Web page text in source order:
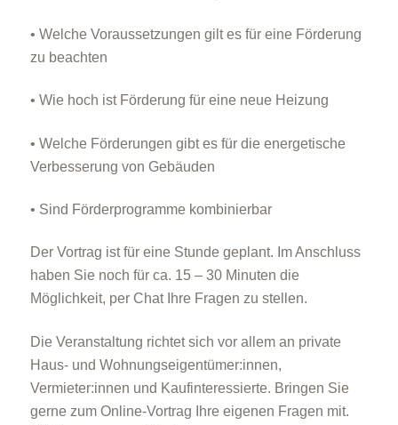
• Welche Voraussetzungen gilt es für eine Förderung
zu beachten
• Wie hoch ist Förderung für eine neue Heizung
• Welche Förderungen gibt es für die energetische
Verbesserung von Gebäuden
• Sind Förderprogramme kombinierbar
Der Vortrag ist für eine Stunde geplant. Im Anschluss
haben Sie noch für ca. 15 – 30 Minuten die
Möglichkeit, per Chat Ihre Fragen zu stellen.
Die Veranstaltung richtet sich vor allem an private
Haus- und Wohnungseigentümer:innen,
Vermieter:innen und Kaufinteressierte. Bringen Sie
gerne zum Online-Vortrag Ihre eigenen Fragen mit.